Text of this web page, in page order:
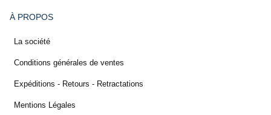
À PROPOS
La société
Conditions générales de ventes
Expéditions - Retours - Retractations
Mentions Légales